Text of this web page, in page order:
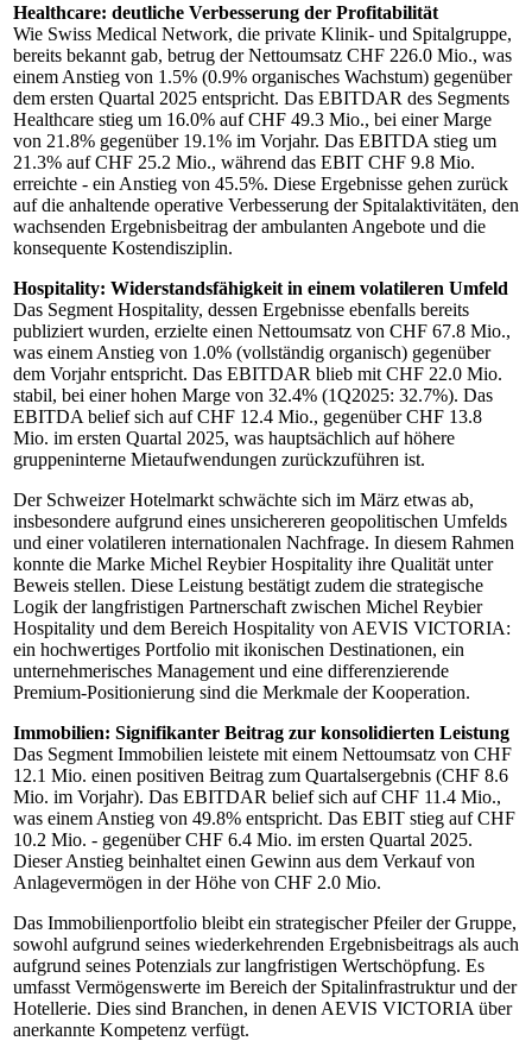
Healthcare: deutliche Verbesserung der Profitabilität
Wie Swiss Medical Network, die private Klinik- und Spitalgruppe,
bereits bekannt gab, betrug der Nettoumsatz CHF 226.0 Mio., was
einem Anstieg von 1.5% (0.9% organisches Wachstum) gegenüber
dem ersten Quartal 2025 entspricht. Das EBITDAR des Segments
Healthcare stieg um 16.0% auf CHF 49.3 Mio., bei einer Marge
von 21.8% gegenüber 19.1% im Vorjahr. Das EBITDA stieg um
21.3% auf CHF 25.2 Mio., während das EBIT CHF 9.8 Mio.
erreichte - ein Anstieg von 45.5%. Diese Ergebnisse gehen zurück
auf die anhaltende operative Verbesserung der Spitalaktivitäten, den
wachsenden Ergebnisbeitrag der ambulanten Angebote und die
konsequente Kostendisziplin.
Hospitality: Widerstandsfähigkeit in einem volatileren Umfeld
Das Segment Hospitality, dessen Ergebnisse ebenfalls bereits
publiziert wurden, erzielte einen Nettoumsatz von CHF 67.8 Mio.,
was einem Anstieg von 1.0% (vollständig organisch) gegenüber
dem Vorjahr entspricht. Das EBITDAR blieb mit CHF 22.0 Mio.
stabil, bei einer hohen Marge von 32.4% (1Q2025: 32.7%). Das
EBITDA belief sich auf CHF 12.4 Mio., gegenüber CHF 13.8
Mio. im ersten Quartal 2025, was hauptsächlich auf höhere
gruppeninterne Mietaufwendungen zurückzuführen ist.
Der Schweizer Hotelmarkt schwächte sich im März etwas ab,
insbesondere aufgrund eines unsichereren geopolitischen Umfelds
und einer volatileren internationalen Nachfrage. In diesem Rahmen
konnte die Marke Michel Reybier Hospitality ihre Qualität unter
Beweis stellen. Diese Leistung bestätigt zudem die strategische
Logik der langfristigen Partnerschaft zwischen Michel Reybier
Hospitality und dem Bereich Hospitality von AEVIS VICTORIA:
ein hochwertiges Portfolio mit ikonischen Destinationen, ein
unternehmerisches Management und eine differenzierende
Premium-Positionierung sind die Merkmale der Kooperation.
Immobilien: Signifikanter Beitrag zur konsolidierten Leistung
Das Segment Immobilien leistete mit einem Nettoumsatz von CHF
12.1 Mio. einen positiven Beitrag zum Quartalsergebnis (CHF 8.6
Mio. im Vorjahr). Das EBITDAR belief sich auf CHF 11.4 Mio.,
was einem Anstieg von 49.8% entspricht. Das EBIT stieg auf CHF
10.2 Mio. - gegenüber CHF 6.4 Mio. im ersten Quartal 2025.
Dieser Anstieg beinhaltet einen Gewinn aus dem Verkauf von
Anlagevermögen in der Höhe von CHF 2.0 Mio.
Das Immobilienportfolio bleibt ein strategischer Pfeiler der Gruppe,
sowohl aufgrund seines wiederkehrenden Ergebnisbeitrags als auch
aufgrund seines Potenzials zur langfristigen Wertschöpfung. Es
umfasst Vermögenswerte im Bereich der Spitalinfrastruktur und der
Hotellerie. Dies sind Branchen, in denen AEVIS VICTORIA über
anerkannte Kompetenz verfügt.